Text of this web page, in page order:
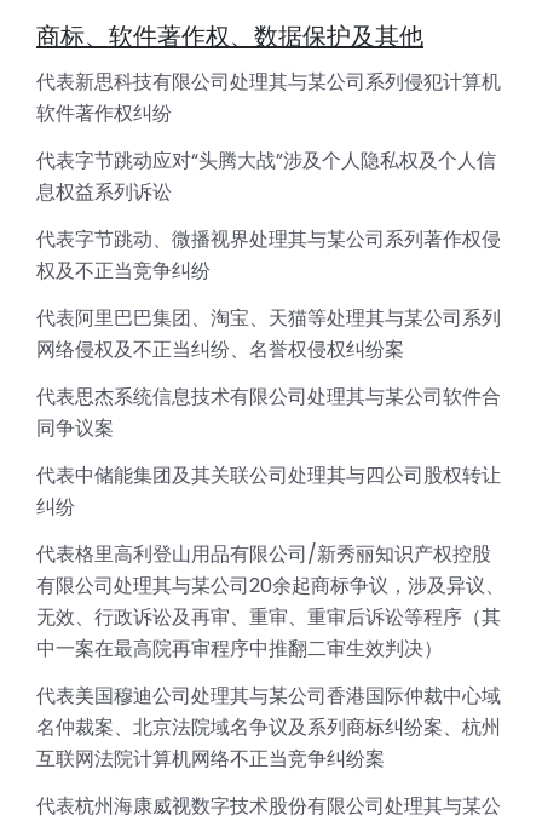
商标、软件著作权、数据保护及其他
代表新思科技有限公司处理其与某公司系列侵犯计算机
软件著作权纠纷
代表字节跳动应对“头腾大战”涉及个人隐私权及个人信
息权益系列诉讼
代表字节跳动、微播视界处理其与某公司系列著作权侵
权及不正当竞争纠纷
代表阿里巴巴集团、淘宝、天猫等处理其与某公司系列
网络侵权及不正当纠纷、名誉权侵权纠纷案
代表思杰系统信息技术有限公司处理其与某公司软件合
同争议案
代表中储能集团及其关联公司处理其与四公司股权转让
纠纷
代表格里高利登山用品有限公司/新秀丽知识产权控股
有限公司处理其与某公司20余起商标争议，涉及异议、
无效、行政诉讼及再审、重审、重审后诉讼等程序（其
中一案在最高院再审程序中推翻二审生效判决）
代表美国穆迪公司处理其与某公司香港国际仲裁中心域
名仲裁案、北京法院域名争议及系列商标纠纷案、杭州
互联网法院计算机网络不正当竞争纠纷案
代表杭州海康威视数字技术股份有限公司处理其与某公